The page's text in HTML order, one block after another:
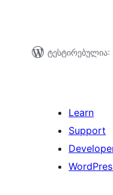
ტესტირებულია:
Learn
Support